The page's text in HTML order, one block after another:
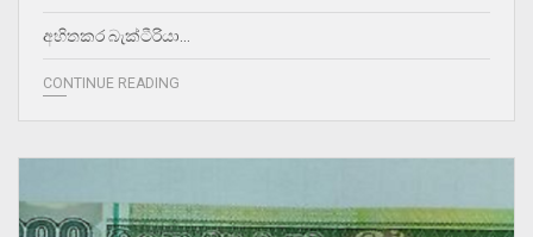
අහිතකර බැක්ටීරියා…
CONTINUE READING